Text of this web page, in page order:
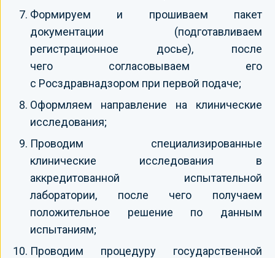
Формируем и прошиваем пакет
документации (подготавливаем
регистрационное досье), после
чего согласовываем его
с Росздравнадзором при первой подаче;
Оформляем направление на клинические
исследования;
Проводим специализированные
клинические исследования в
аккредитованной испытательной
лаборатории, после чего получаем
положительное решение по данным
испытаниям;
Проводим процедуру государственной